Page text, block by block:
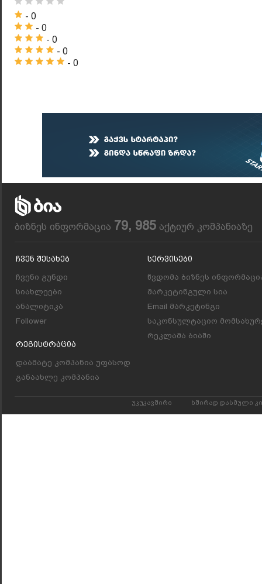
- 0
- 0
- 0
- 0
- 0
ბიზნეს ინფორმაცია 79, 985 აქტიურ კომპანიაზე
Ჩვენ Შესახებ
ჩვენი გუნდი
სიახლეები
ანალიტიკა
Follower
Რეგისტრაცია
დაამატე კომპანია უფასოდ
განაახლე კომპანია
Სერვისები
წვდომა ბიზნეს
მარკეტინგული სია
Email მარკეტინგი
საკონსულტაციო
რეკლამა ბიაში
უკუკავშირი ხშირად დასმული